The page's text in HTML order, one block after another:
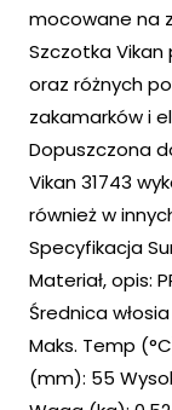
mocowane na
Szczotka
oraz różnych
zakamarków i
Dopuszczona
Vikan 31743
również w
Specyfikacja
Materiał, opis:
Średnica
Maks. Temp
(mm): 55